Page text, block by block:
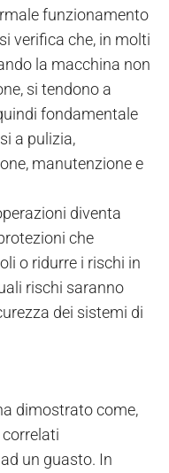
funzionamento
verifica che, in molti
la macchina non
si tendono a
fondamentale
a pulizia,
manutenzione e
diventa
che
o ridurre i rischi in
rischi saranno
dei sistemi di
dimostrato come,
un guasto. In